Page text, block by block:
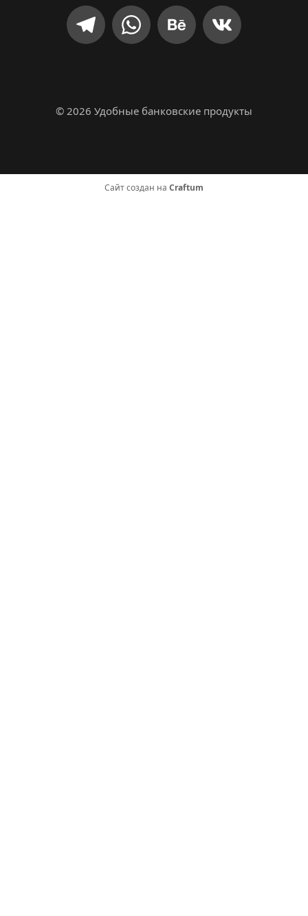
© 2026 Удобные банковские продукты
Сайт создан на Craftum